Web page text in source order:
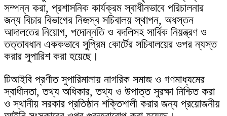
সম্পন্ন করা, প্রশাসনিক কার্যক্রম স্বাধীনভাবে পরিচালনার
জন্য বিচার বিভাগের নিজস্ব সচিবালয় স্থাপন, অধস্তন
আদালতের নিয়োগ, পদোন্নতি ও বদলিসহ সার্বিক নিয়ন্ত্রণ ও
তত্তাবধান এককভাবে সুপ্রিম কোর্টের সচিবালয়ের ওপর ন্যস্ত
করার সুপারিশ করা হয়েছে।
টিআইবি প্রণীত সুপারিমালায় নাগরিক সমাজ ও গণমাধ্যমের
স্বাধীনতা, তথ্য অধিকার, তথ্য ও উপাত্ত সুরক্ষা নিশ্চিত করা
ও স্থানীয় সরকার প্রতিষ্ঠান শক্তিশালী করার জন্য প্রয়োজনীয়